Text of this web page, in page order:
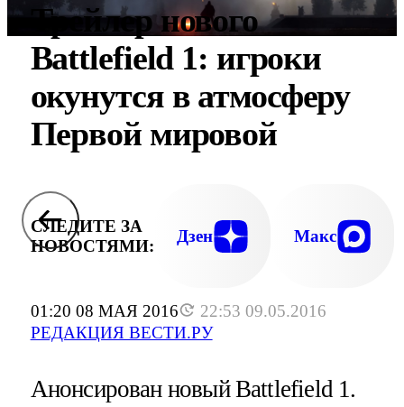
01:20 08 МАЯ 2016
22:53 09.05.2016
РЕДАКЦИЯ ВЕСТИ.РУ
Трейлер нового
Battlefield 1: игроки
окунутся в атмосферу
Первой мировой
СЛЕДИТЕ ЗА
НОВОСТЯМИ:
Дзен Макс
Анонсирован новый Battlefield 1.